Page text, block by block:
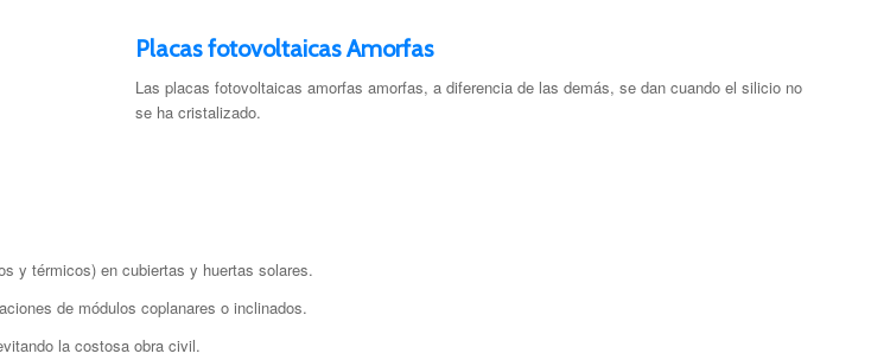
Placas fotovoltaicas Amorfas
Las placas fotovoltaicas amorfas amorfas, a diferencia de las demás, se dan cuando el silicio no
se ha cristalizado.
y térmicos) en cubiertas y huertas solares.
de módulos coplanares o inclinados.
la costosa obra civil.